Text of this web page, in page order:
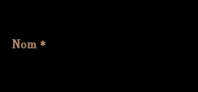
Nom *